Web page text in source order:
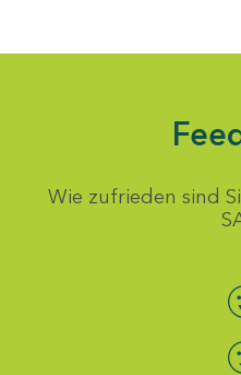
Wie zufrieden sind